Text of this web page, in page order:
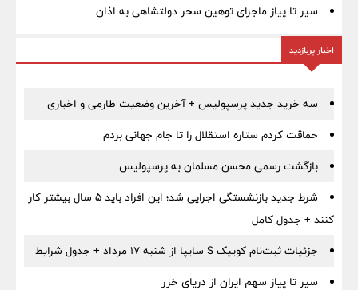
سیر تا پیاز ماجرای توهین سحر دولتشاهی به اذان
اخبار پربازدید
سه خرید جدید پرسپولیس + آخرین وضعیت طارمی و اخباری
حماقت کردم ستاره استقلال را تا جام جهانی بردم
بازگشت رسمی محسن مسلمان به پرسپولیس
شرط جدید بازنشستگی اجرایی شد؛ این افراد باید ۵ سال بیشتر کار
کنند + جدول کامل
جزئیات ثبت‌نام کوییک S سایپا از شنبه ۱۷ مرداد + جدول شرایط
سیر تا پیاز سهم ایران از دریای خزر